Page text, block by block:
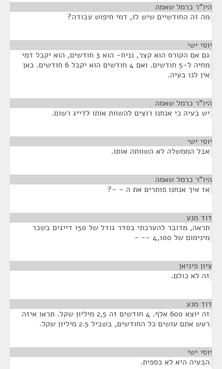
היו"ר כרמל שאמה
מה זה החודשיים שיש לו, דמי חיפוש עבודה?
יוסי ישי
גם אם הקורס הוא קצר, נניח- הוא 3 חודשים, הוא יקבל דמי
מחיה ל-5 חודשים. ואם 4 חודשים הוא יקבל 6 חודשים. כאן
אין לנו בעיה.
היו"ר כרמל שאמה
יש בעיה כי אנחנו רוצים להשוות אותו לדייג רשום.
יוסי ישי
אבל הממשלה לא השוותה אותו.
היו"ר כרמל שאמה
אז איך אנחנו פותרים את ה - -?
דוד מנע
תראה, מדובר להערכתי בסדר גודל של 150 דייגים בשכר
מינימום של 4,100 -- -
ציון פיניאן
זה לא כולם.
דוד מנע
זה יוצא 600 אלף. 4 חודשים זה 2,5 מיליון שקל. תראו איזה
רעש אתם עושים כל החודשים, בשביל 2.5 מיליון שקל.
יוסי ישי
הבעיה היא לא כספית.